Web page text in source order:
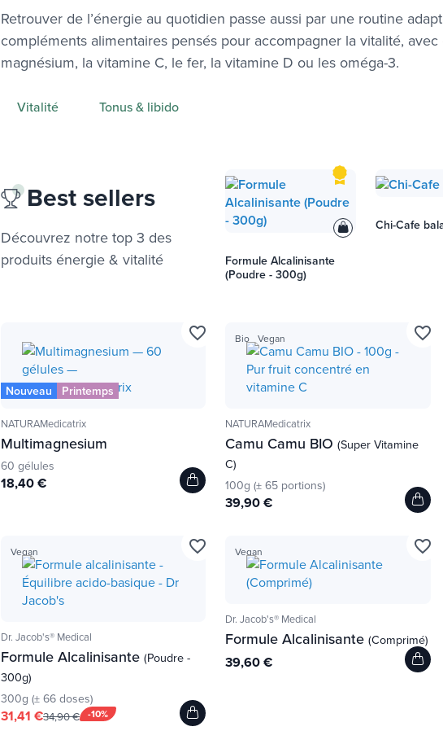
Retrouver de l’énergie au quotidien passe aussi par une routine
compléments alimentaires pensés pour accompagner la vitalité,
magnésium, la vitamine C, le fer, la vitamine D ou les oméga-3.
Vitalité Tonus & libido
Best sellers
Découvrez notre top 3 des
produits énergie & vitalité
Formule Alcalinisante
(Poudre - 300g)
Chi-Cafe
Nouveau Printemps
NATURAMedicatrix
Multimagnesium
60 gélules
18,40 €
favorite_border Bio Vegan
NATURAMedicatrix
Camu Camu BIO(Super Vitamine
C)
100g (± 65 portions)
39,90 €
favorite_border
Vegan
Dr. Jacob's® Medical
Formule Alcalinisante (Poudre -
300g)
300g (± 66 doses)
-10%
31,41 €34,90 €
favorite_border Vegan
Dr. Jacob's® Medical
Formule Alcalinisante(Comprimé)
39,60 €
favorite_border